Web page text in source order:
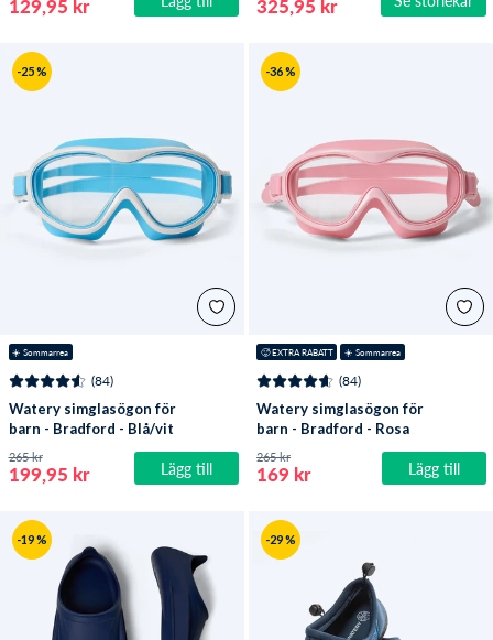
129,95 kr 325,95 kr
-25 %
☀️ Sommarrea
Lägg till
(84)
Watery simglasögon för
barn - Bradford - Blå/vit
199,95 kr
265 kr
🥵 EXTRA RABATT
-36 %
☀️ Sommarrea
Lägg till
(84)
Watery simglasögon för
barn - Bradford - Rosa
169 kr
265 kr
-19 % -29 %